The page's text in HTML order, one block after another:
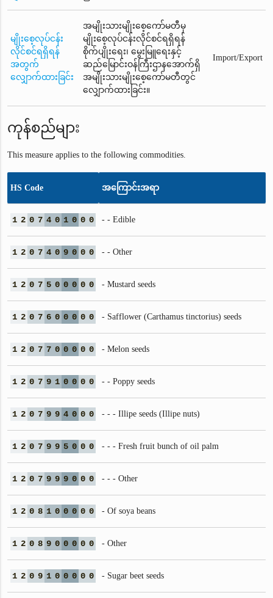
မျိုးစေ့လုပ်ငန်း
လိုင်စင်ရရှိရန်
အတွက်
လျှောက်ထားခြင်း
အမျိုးသားမျိုးစေ့ကော်မတီမှ
မျိုးစေ့လုပ်ငန်းလိုင်စင်ရရှိရန်
စိုက်ပျိုးရေး၊ မွေးမြူရေးနှင့်
ဆည်မြောင်းဝန်ကြီးဌာနအောက်ရှိ
အမျိုးသားမျိုးစေ့ကော်မတီတွင်
လျှောက်ထားခြင်း။
Import/Export
ကုန်စည်များ
This measure applies to the following commodities.
HS Code အကြောင်းအရာ
1 2 0 7 4 0 1 0 0 0 - - Edible
1 2 0 7 4 0 9 0 0 0 - - Other
1 2 0 7 5 0 0 0 0 0 - Mustard seeds
1 2 0 7 6 0 0 0 0 0 - Safflower (Carthamus tinctorius) seeds
1 2 0 7 7 0 0 0 0 0 - Melon seeds
1 2 0 7 9 1 0 0 0 0 - - Poppy seeds
1 2 0 7 9 9 4 0 0 0 - - - Illipe seeds (Illipe nuts)
1 2 0 7 9 9 5 0 0 0 - - - Fresh fruit bunch of oil palm
1 2 0 7 9 9 9 0 0 0 - - - Other
1 2 0 8 1 0 0 0 0 0 - Of soya beans
1 2 0 8 9 0 0 0 0 0 - Other
1 2 0 9 1 0 0 0 0 0 - Sugar beet seeds